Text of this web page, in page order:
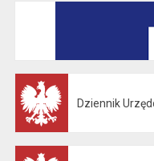
Dziennik